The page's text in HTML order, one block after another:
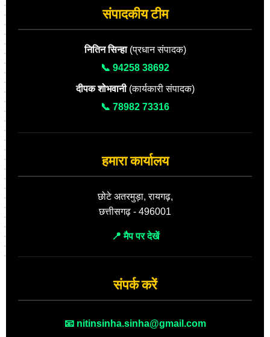
संपादकीय टीम
नितिन सिन्हा(प्रधान संपादक)
📞 94258 38692
दीपक शोभवानी(कार्यकारी संपादक)
📞 78982 73316
हमारा कार्यालय
छोटे अतरमुड़ा, रायगढ़,
छत्तीसगढ़ - 496001
📍 मैप पर देखें
संपर्क करें
📧 nitinsinha.sinha@gmail.com